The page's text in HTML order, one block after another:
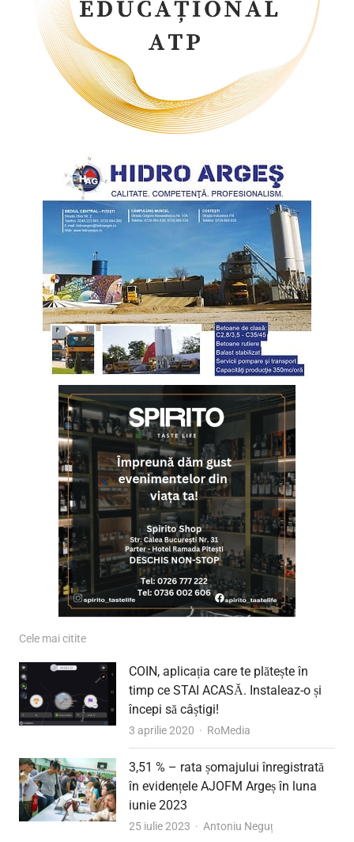
Cele mai citite
COIN, aplicația care te plătește în
timp ce STAI ACASĂ. Instaleaz-o și
începi să câștigi!
3 aprilie 2020 Author
RoMedia
3,51 % – rata șomajului înregistrată
în evidențele AJOFM Argeș în luna
iunie 2023
25 iulie 2023 Author
Antoniu Neguț